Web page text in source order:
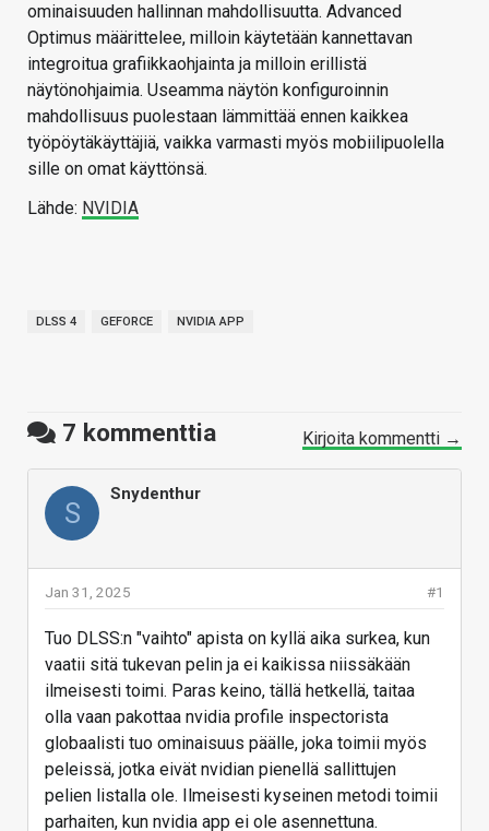
ominaisuuden hallinnan mahdollisuutta. Advanced
Optimus määrittelee, milloin käytetään kannettavan
integroitua grafiikkaohjainta ja milloin erillistä
näytönohjaimia. Useamma näytön konfiguroinnin
mahdollisuus puolestaan lämmittää ennen kaikkea
työpöytäkäyttäjiä, vaikka varmasti myös mobiilipuolella
sille on omat käyttönsä.
Lähde: NVIDIA
DLSS 4 GEFORCE NVIDIA APP
7 kommenttia Kirjoita kommentti →
S
Snydenthur
#1
Jan 31, 2025
Tuo DLSS:n "vaihto" apista on kyllä aika surkea, kun
vaatii sitä tukevan pelin ja ei kaikissa niissäkään
ilmeisesti toimi. Paras keino, tällä hetkellä, taitaa
olla vaan pakottaa nvidia profile inspectorista
globaalisti tuo ominaisuus päälle, joka toimii myös
peleissä, jotka eivät nvidian pienellä sallittujen
pelien listalla ole. Ilmeisesti kyseinen metodi toimii
parhaiten, kun nvidia app ei ole asennettuna.